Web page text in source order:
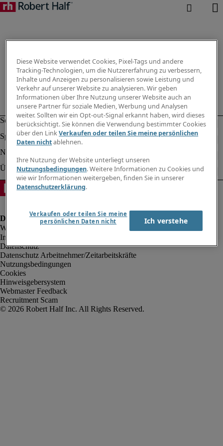
Impressum
Datenschutz
Datenschutz Arbeitnehmer/Zeitarbeitskräfte
Nutzungsbedingungen
Cookies
Hinweisgebersystem
Webmaster Feedback
Recruitment Scam
Diese Website verwendet Cookies, Pixel-Tags und andere
Tracking-Technologien, um die Nutzererfahrung zu verbessern,
Inhalte und Anzeigen zu personalisieren sowie Leistung und
Verkehr auf unserer Website zu analysieren. Wir geben
Informationen über Ihre Nutzung unserer Website auch an
unsere Partner für soziale Medien, Werbung und Analysen
weiter. Sollten wir ein Opt-out-Signal erkannt haben, wird dieses
berücksichtigt. Sie können die Verwendung bestimmter Cookies
über den LinkVerkaufen oder teilen Sie meine persönlichen
Daten nichtablehnen.
Ihre Nutzung der Website unterliegt unseren
Nutzungsbedingungen. Weitere Informationen zu Cookies und
wie wir Informationen weitergeben, finden Sie in unserer
Datenschutzerklärung.
Verkaufen oder teilen Sie meine
persönlichen Daten nicht
Ich verstehe